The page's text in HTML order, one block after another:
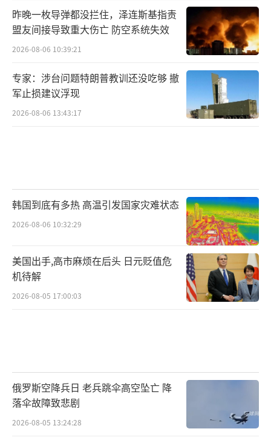
昨晚一枚导弹都没拦住，泽连斯基指责
盟友间接导致重大伤亡 防空系统失效
2026-08-06 10:39:21
专家：涉台问题特朗普教训还没吃够 撤
军止损建议浮现
2026-08-06 13:43:17
韩国到底有多热 高温引发国家灾难状态
2026-08-06 10:32:29
美国出手,高市麻烦在后头 日元贬值危
机待解
2026-08-05 17:00:03
俄罗斯空降兵日 老兵跳伞高空坠亡 降
落伞故障致悲剧
2026-08-05 13:24:28